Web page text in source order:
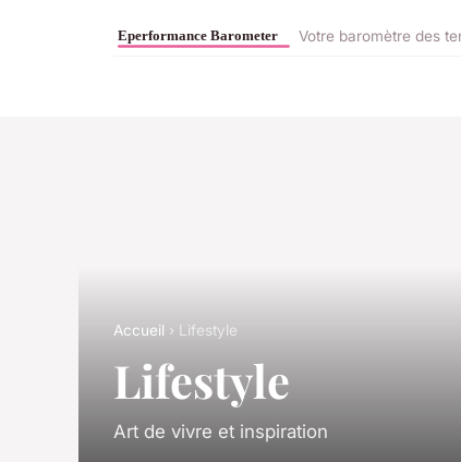
Votre baromètre des
Accueil › Lifestyle
Lifestyle
Art de vivre et inspiration